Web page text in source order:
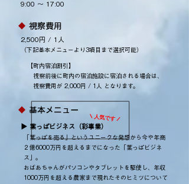
9:00 ～ 17:00
◆ 視察費用
2,500円 / 1人
（下記基本メニューより3項目まで選択可能）
【町内宿泊割引】
視察前後に町内の宿泊施設に宿泊される場合は、
視察費用が 2,000円 / 1人 となります。
◆ 基本メニュー
▶ 葉っぱビジネス（彩事業）
​\ 人気です /
「葉っぱを売る」というユニークな発想から今や年商
２億6000万円を超えるまでになった「葉っぱビジネ
ス」。
おばあちゃんがパソコンやタブレットを駆使し、年収
1000万円を超える農家まで現れたそのヒミツについて